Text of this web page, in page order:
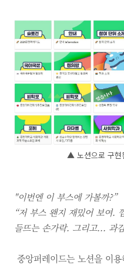
▲ 노션으로 구현
"이번엔 이 부스에 가볼까?”
“저 부스 왠지 재밌어 보여.
들뜨는 손가락. 그리고... 과
중앙퍼레이드는 노션을 이